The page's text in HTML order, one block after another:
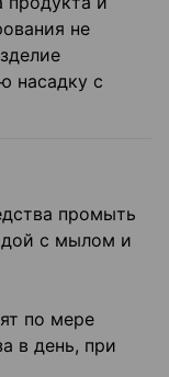
не
насадку с
промыть
с мылом и
по мере
в день, при